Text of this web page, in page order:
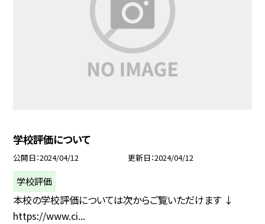
学校評価について
公開日 2024/04/12 更新日 2024/04/12
学校評価
本校の学校評価については次からご覧いただけます ↓
https://www.ci...